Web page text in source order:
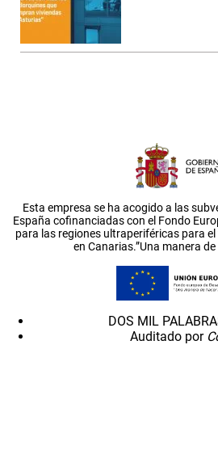
Esta empresa se ha acogido a las
España cofinanciadas con el Fondo
para las regiones ultraperiféricas para
en Canarias.”Una manera
DOS MIL
Auditado por